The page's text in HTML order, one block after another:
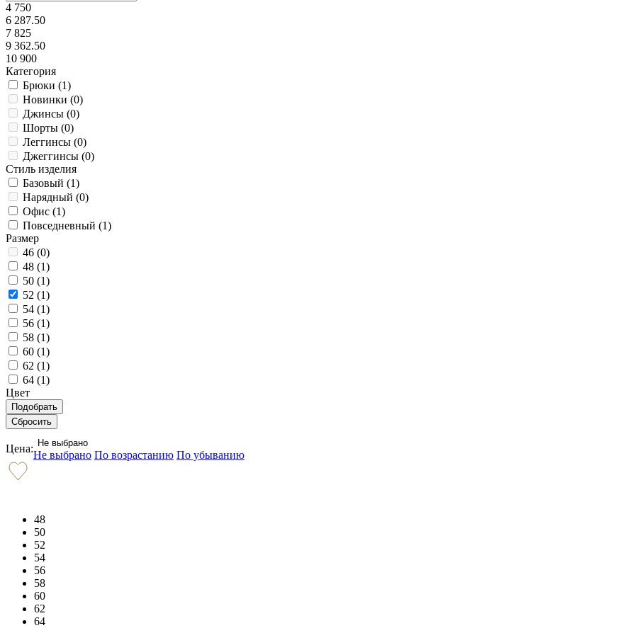
4 750
6 287.50
7 825
9 362.50
10 900
Категория
Брюки (1)
Новинки (0)
Джинсы (0)
Шорты (0)
Леггинсы (0)
Джеггинсы (0)
Стиль изделия
Базовый (1)
Нарядный (0)
Офис (1)
Повседневный (1)
Размер
46 (0)
48 (1)
50 (1)
52 (1)
54 (1)
56 (1)
58 (1)
60 (1)
62 (1)
64 (1)
Цвет
Цена: Не выбрано
Не выбрано По возрастанию По убыванию
48
50
52
54
56
58
60
62
64